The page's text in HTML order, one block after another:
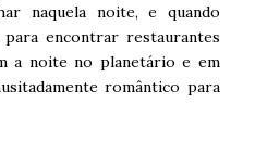
naquela noite, e quando
encontrar restaurantes
a noite no planetário e em
romântico para